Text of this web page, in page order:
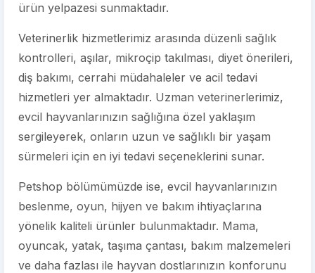
ürün yelpazesi sunmaktadır.
Veterinerlik hizmetlerimiz arasında düzenli sağlık
kontrolleri, aşılar, mikroçip takılması, diyet önerileri,
diş bakımı, cerrahi müdahaleler ve acil tedavi
hizmetleri yer almaktadır. Uzman veterinerlerimiz,
evcil hayvanlarınızın sağlığına özel yaklaşım
sergileyerek, onların uzun ve sağlıklı bir yaşam
sürmeleri için en iyi tedavi seçeneklerini sunar.
Petshop bölümümüzde ise, evcil hayvanlarınızın
beslenme, oyun, hijyen ve bakım ihtiyaçlarına
yönelik kaliteli ürünler bulunmaktadır. Mama,
oyuncak, yatak, taşıma çantası, bakım malzemeleri
ve daha fazlası ile hayvan dostlarınızın konforunu